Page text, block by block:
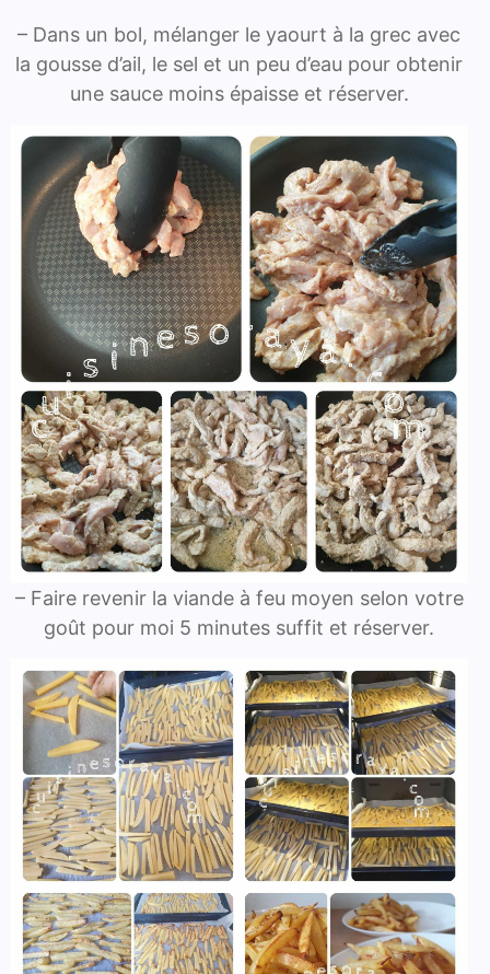
– Dans un bol, mélanger le yaourt à la grec avec
la gousse d’ail, le sel et un peu d’eau pour obtenir
une sauce moins épaisse et réserver.
– Faire revenir la viande à feu moyen selon votre
goût pour moi 5 minutes suffit et réserver.